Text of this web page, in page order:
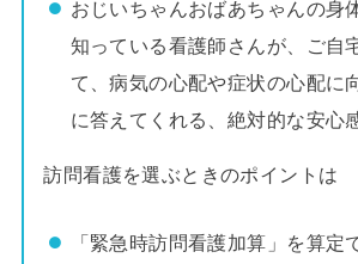
おじいちゃんおばあちゃんの身
知っている看護師さんが、ご自
て、病気の心配や症状の心配に
に答えてくれる、絶対的な安心
訪問看護を選ぶときのポイントは
「緊急時訪問看護加算」を算定